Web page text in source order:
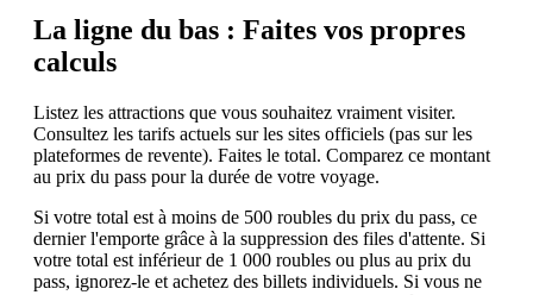
La ligne du bas : Faites vos propres
calculs
Listez les attractions que vous souhaitez vraiment visiter.
Consultez les tarifs actuels sur les sites officiels (pas sur les
plateformes de revente). Faites le total. Comparez ce montant
au prix du pass pour la durée de votre voyage.
Si votre total est à moins de 500 roubles du prix du pass, ce
dernier l'emporte grâce à la suppression des files d'attente. Si
votre total est inférieur de 1 000 roubles ou plus au prix du
pass, ignorez-le et achetez des billets individuels. Si vous ne